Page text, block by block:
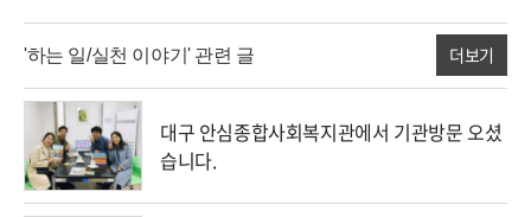
'하는 일/실천 이야기' 관련 글 더보기
대구 안심종합사회복지관에서 기관방문 오셨
습니다.